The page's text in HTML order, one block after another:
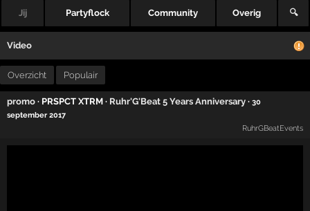
Jij Partyflock Community Overig 🔍
Video
Overzicht Populair
promo · PRSPCT XTRM · Ruhr'G'Beat 5 Years Anniversary ·30
september 2017
RuhrGBeatEvents